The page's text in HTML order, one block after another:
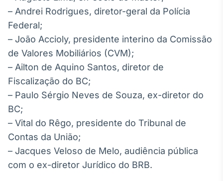
Broadcast
Curadoria
conteúdos
noticiosos
Soluções de
Tecnologia
Radar
inteligente de
notícias e
Broadcast
– Andrei Rodrigues, diretor-geral da Polícia
Federal;
– João Accioly, presidente interino da Comissão
de Valores Mobiliários (CVM);
– Ailton de Aquino Santos, diretor de
Fiscalização do BC;
– Paulo Sérgio Neves de Souza, ex-diretor do
BC;
– Vital do Rêgo, presidente do Tribunal de
Contas da União;
– Jacques Veloso de Melo, audiência pública
com o ex-diretor Jurídico do BRB.